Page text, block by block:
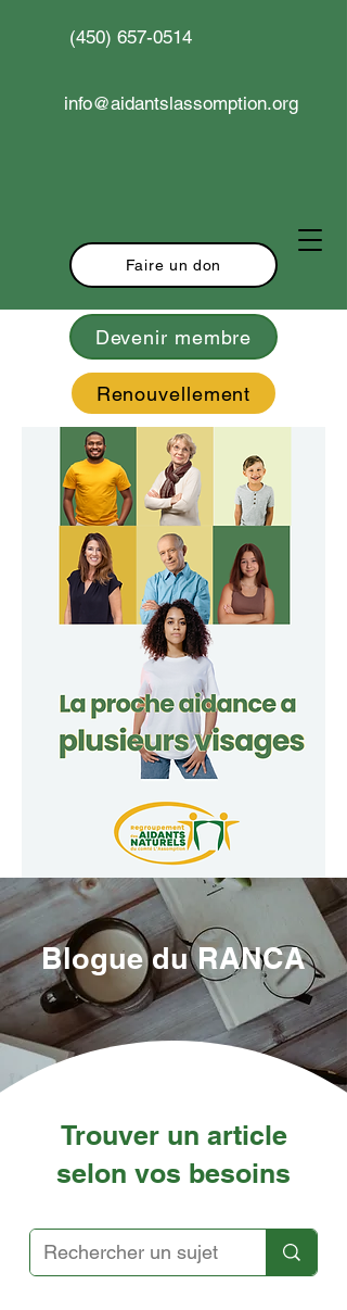
Devenir membre
Renouvellement
(450) 657-0514
info@aidantslassomption.org
Faire un don
Blogue du RANCA
Trouver un article
selon vos besoins